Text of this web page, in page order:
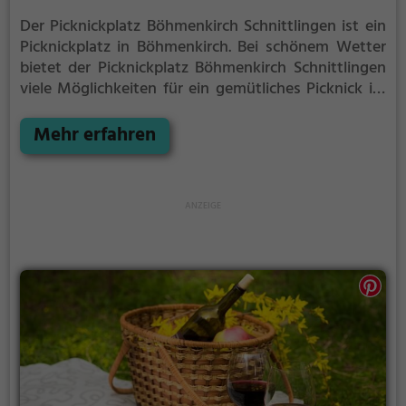
Der Picknickplatz Böhmenkirch Schnittlingen ist ein
Picknickplatz in Böhmenkirch. Bei schönem Wetter
bietet der Picknickplatz Böhmenkirch Schnittlingen
viele Möglichkeiten für ein gemütliches Picknick im
als kurze Pause zwischendurch, der Picknickplatz
Böhmenkirch Schnittlingen ist der perfekte Ort, um
Mehr erfahren